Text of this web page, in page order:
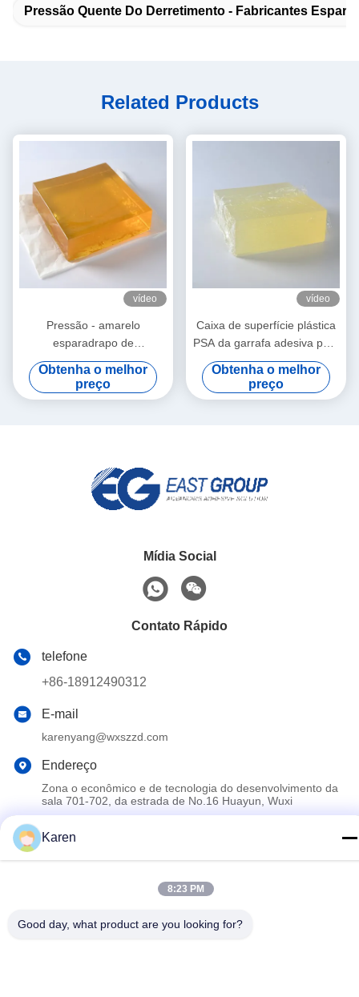
Pressão Quente Do Derretimento - Fabricantes
Related Products
vídeo
Pressão - amarelo
esparadrapo de
empacotamento sensível do
derretimento quente para as
tampas plásticas do tecido
Obtenha o melhor
preço
vídeo
Caixa de superfície plástica
PSA da garrafa adesiva para
o papel de etiqueta
autoadesivo
Obtenha o melhor
preço
Mídia Social
Contato Rápido
telefone
+86-18912490312
E-mail
karenyang@wxszzd.com
Endereço
Zona o econômico e de tecnologia do desenvolvimento da
sala 701-702, da estrada de No.16 Huayun, Wuxi
Fornecedor. Copyright © 2022-2026 Wuxi East Group Trading
Karen
8:23 PM
Good day, what product are you looking for?